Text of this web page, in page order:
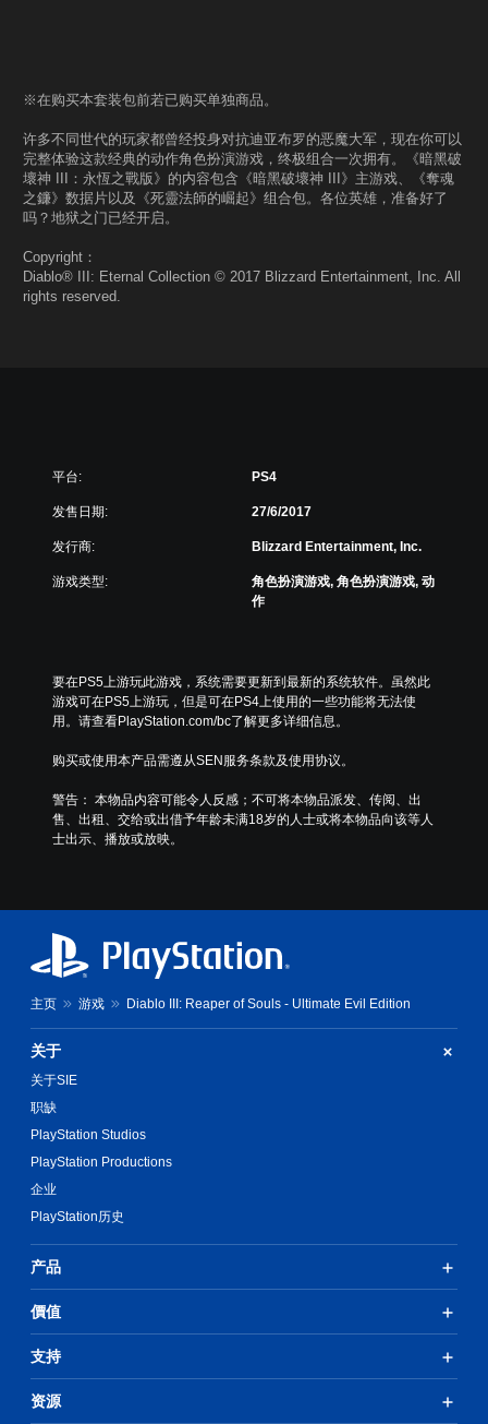
※在购买本套装包前若已购买单独商品。
许多不同世代的玩家都曾经投身对抗迪亚布罗的恶魔大军，现在你可以
完整体验这款经典的动作角色扮演游戏，终极组合一次拥有。《暗黑破
壞神 III：永恆之戰版》的内容包含《暗黑破壞神 III》主游戏、《奪魂
之鐮》数据片以及《死靈法師的崛起》组合包。各位英雄，准备好了
吗？地狱之门已经开启。
Copyright：
Diablo® III: Eternal Collection © 2017 Blizzard Entertainment, Inc. All
rights reserved.
平台: PS4
发售日期: 27/6/2017
发行商: Blizzard Entertainment, Inc.
游戏类型:
角色扮演游戏, 角色扮演游戏, 动
作
要在PS5上游玩此游戏，系统需要更新到最新的系统软件。虽然此
游戏可在PS5上游玩，但是可在PS4上使用的一些功能将无法使
用。请查看PlayStation.com/bc了解更多详细信息。
购买或使用本产品需遵从SEN服务条款及使用协议。
警告： 本物品内容可能令人反感；不可将本物品派发、传阅、出
售、出租、交给或出借予年龄未满18岁的人士或将本物品向该等人
士出示、播放或放映。
主页 游戏 Diablo III: Reaper of Souls - Ultimate Evil Edition
关于
关于SIE
职缺
PlayStation Studios
PlayStation Productions
企业
PlayStation历史
产品
價值
支持
资源